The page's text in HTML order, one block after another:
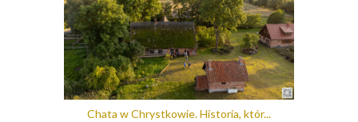
Chata w Chrystkowie. Historia, któr...